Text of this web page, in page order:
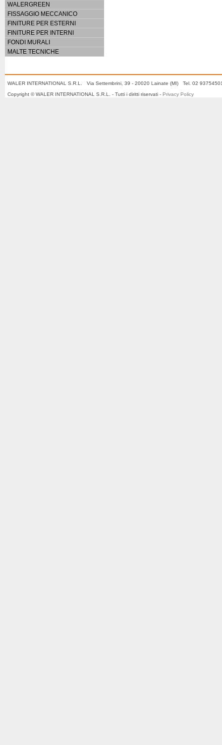
WALERGREEN
FISSAGGIO MECCANICO
FINITURE PER ESTERNI
FINITURE PER INTERNI
FONDI MURALI
MALTE TECNICHE
WALER INTERNATIONAL S.R.L. Via Settembrini, 39 - 20020 Lainate (MI) Tel. 02
Copyright © WALER INTERNATIONAL S.R.L. - Tutti i diritti riservati - Privacy Policy